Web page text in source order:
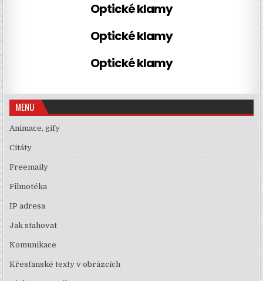
Optické klamy
Optické klamy
Optické klamy
MENU
Animace, gify
Citáty
Freemaily
Filmotéka
IP adresa
Jak stahovat
Komunikace
Křesťanské texty v obrázcích